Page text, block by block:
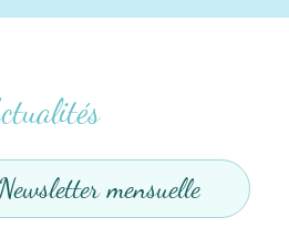
mensuelle